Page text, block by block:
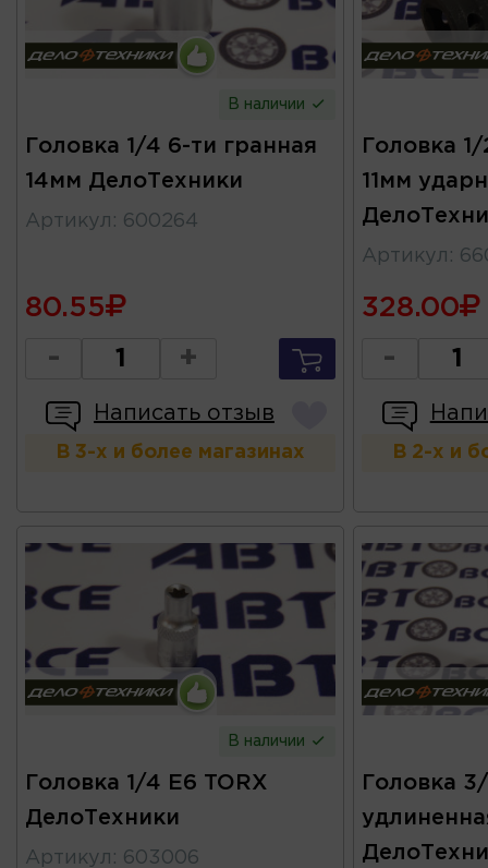
В наличии
Головка 1/4 6-ти гранная
14мм ДелоТехники
Артикул : 600264
80.55
- +
Написать отзыв
В 3-х и более магазинах
Головка
11мм
Артикул :
328.00
-
В 2-х и
В наличии
Головка 1/4 E6 TORX
ДелоТехники
Артикул : 603006
Головка